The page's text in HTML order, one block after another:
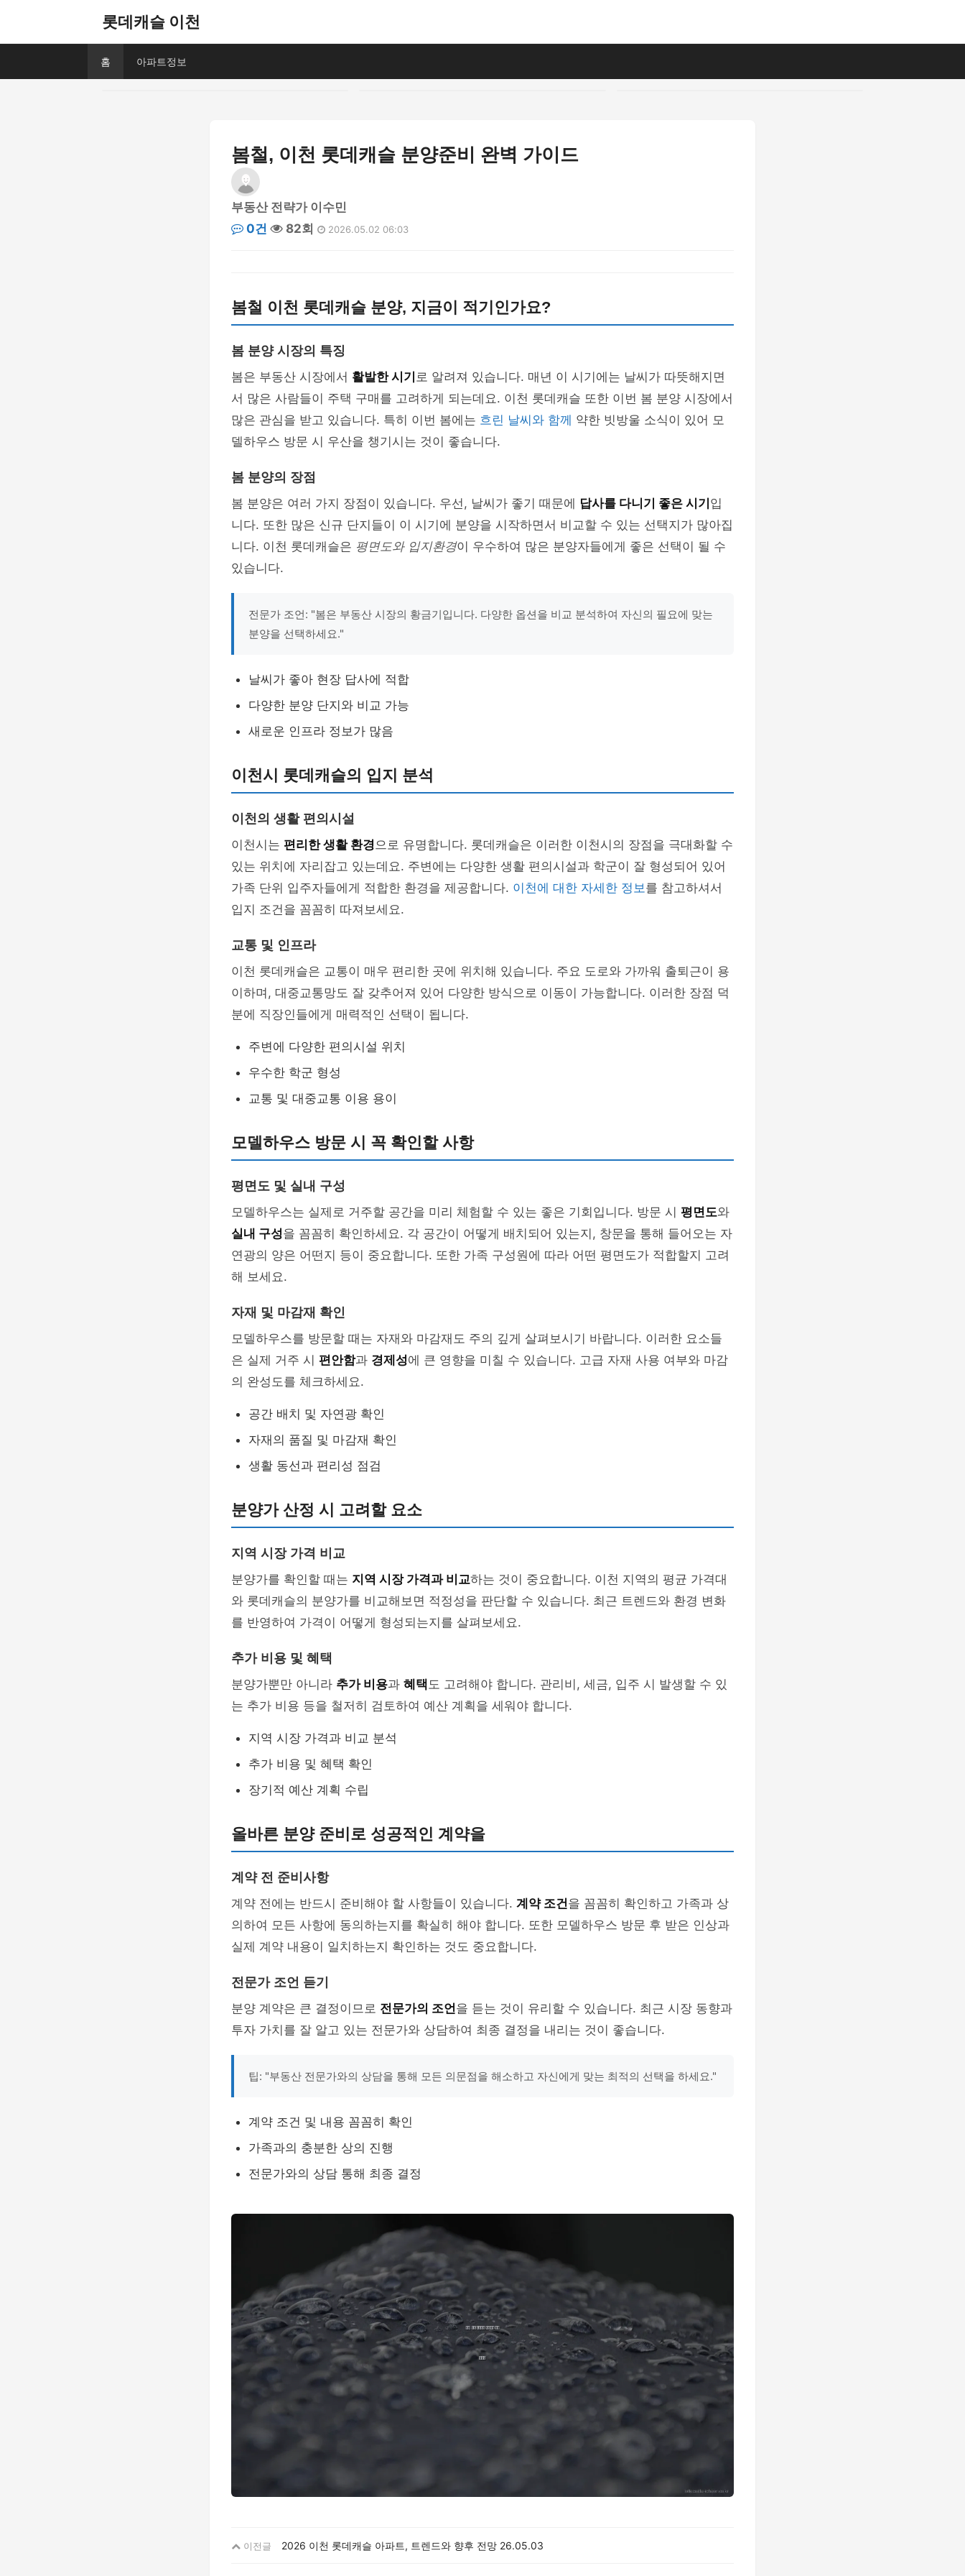
롯데캐슬 이천
홈 아파트정보
봄철, 이천 롯데캐슬 분양준비 완벽 가이드
부동산 전략가 이수민
0건
82회 2026.05.02 06:03
봄철 이천 롯데캐슬 분양, 지금이 적기인가요?
봄 분양 시장의 특징
봄은 부동산 시장에서 활발한 시기 로 알려져 있습니다. 매년 이 시기에는 날씨가 따뜻해지면
서 많은 사람들이 주택 구매를 고려하게 되는데요. 이천 롯데캐슬 또한 이번 봄 분양 시장에서
많은 관심을 받고 있습니다. 특히 이번 봄에는 흐린 날씨와 함께 약한 빗방울 소식이 있어 모
델하우스 방문 시 우산을 챙기시는 것이 좋습니다.
봄 분양의 장점
봄 분양은 여러 가지 장점이 있습니다. 우선, 날씨가 좋기 때문에 답사를 다니기 좋은 시기 입
니다. 또한 많은 신규 단지들이 이 시기에 분양을 시작하면서 비교할 수 있는 선택지가 많아집
니다. 이천 롯데캐슬은 평면도와 입지환경이 우수하여 많은 분양자들에게 좋은 선택이 될 수
있습니다.
전문가 조언: "봄은 부동산 시장의 황금기입니다. 다양한 옵션을 비교 분석하여 자신의 필요에 맞는
분양을 선택하세요."
날씨가 좋아 현장 답사에 적합
다양한 분양 단지와 비교 가능
새로운 인프라 정보가 많음
이천시 롯데캐슬의 입지 분석
이천의 생활 편의시설
이천시는 편리한 생활 환경으로 유명합니다. 롯데캐슬은 이러한 이천시의 장점을 극대화할 수
있는 위치에 자리잡고 있는데요. 주변에는 다양한 생활 편의시설과 학군이 잘 형성되어 있어
가족 단위 입주자들에게 적합한 환경을 제공합니다. 이천에 대한 자세한 정보를 참고하셔서
입지 조건을 꼼꼼히 따져보세요.
교통 및 인프라
이천 롯데캐슬은 교통이 매우 편리한 곳에 위치해 있습니다. 주요 도로와 가까워 출퇴근이 용
이하며, 대중교통망도 잘 갖추어져 있어 다양한 방식으로 이동이 가능합니다. 이러한 장점 덕
분에 직장인들에게 매력적인 선택이 됩니다.
주변에 다양한 편의시설 위치
우수한 학군 형성
교통 및 대중교통 이용 용이
모델하우스 방문 시 꼭 확인할 사항
평면도 및 실내 구성
모델하우스는 실제로 거주할 공간을 미리 체험할 수 있는 좋은 기회입니다. 방문 시 평면도와
실내 구성을 꼼꼼히 확인하세요. 각 공간이 어떻게 배치되어 있는지, 창문을 통해 들어오는 자
연광의 양은 어떤지 등이 중요합니다. 또한 가족 구성원에 따라 어떤 평면도가 적합할지 고려
해 보세요.
자재 및 마감재 확인
모델하우스를 방문할 때는 자재와 마감재도 주의 깊게 살펴보시기 바랍니다. 이러한 요소들
은 실제 거주 시 편안함과 경제성에 큰 영향을 미칠 수 있습니다. 고급 자재 사용 여부와 마감
의 완성도를 체크하세요.
공간 배치 및 자연광 확인
자재의 품질 및 마감재 확인
생활 동선과 편리성 점검
분양가 산정 시 고려할 요소
지역 시장 가격 비교
분양가를 확인할 때는 지역 시장 가격과 비교하는 것이 중요합니다. 이천 지역의 평균 가격대
와 롯데캐슬의 분양가를 비교해보면 적정성을 판단할 수 있습니다. 최근 트렌드와 환경 변화
를 반영하여 가격이 어떻게 형성되는지를 살펴보세요.
추가 비용 및 혜택
분양가뿐만 아니라 추가 비용과 혜택도 고려해야 합니다. 관리비, 세금, 입주 시 발생할 수 있
는 추가 비용 등을 철저히 검토하여 예산 계획을 세워야 합니다.
지역 시장 가격과 비교 분석
추가 비용 및 혜택 확인
장기적 예산 계획 수립
올바른 분양 준비로 성공적인 계약을
계약 전 준비사항
계약 전에는 반드시 준비해야 할 사항들이 있습니다. 계약 조건을 꼼꼼히 확인하고 가족과 상
의하여 모든 사항에 동의하는지를 확실히 해야 합니다. 또한 모델하우스 방문 후 받은 인상과
실제 계약 내용이 일치하는지 확인하는 것도 중요합니다.
전문가 조언 듣기
분양 계약은 큰 결정이므로 전문가의 조언을 듣는 것이 유리할 수 있습니다. 최근 시장 동향과
투자 가치를 잘 알고 있는 전문가와 상담하여 최종 결정을 내리는 것이 좋습니다.
팁: "부동산 전문가와의 상담을 통해 모든 의문점을 해소하고 자신에게 맞는 최적의 선택을 하세요."
계약 조건 및 내용 꼼꼼히 확인
가족과의 충분한 상의 진행
전문가와의 상담 통해 최종 결정
이전글 2026 이천 롯데캐슬 아파트, 트렌드와 향후 전망 26.05.03